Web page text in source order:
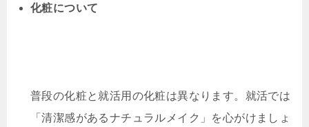
化粧について
普段の化粧と就活用の化粧は異なります。就活では
「清潔感があるナチュラルメイク」を心がけましょ